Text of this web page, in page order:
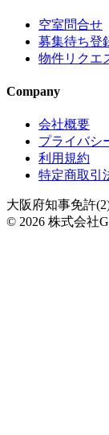
空室問合せ
募集待ち登
物件リクエ
Company
会社概要
プライバシ
利用規約
特定商取引
大阪府知事免許
© 2026 株式会社